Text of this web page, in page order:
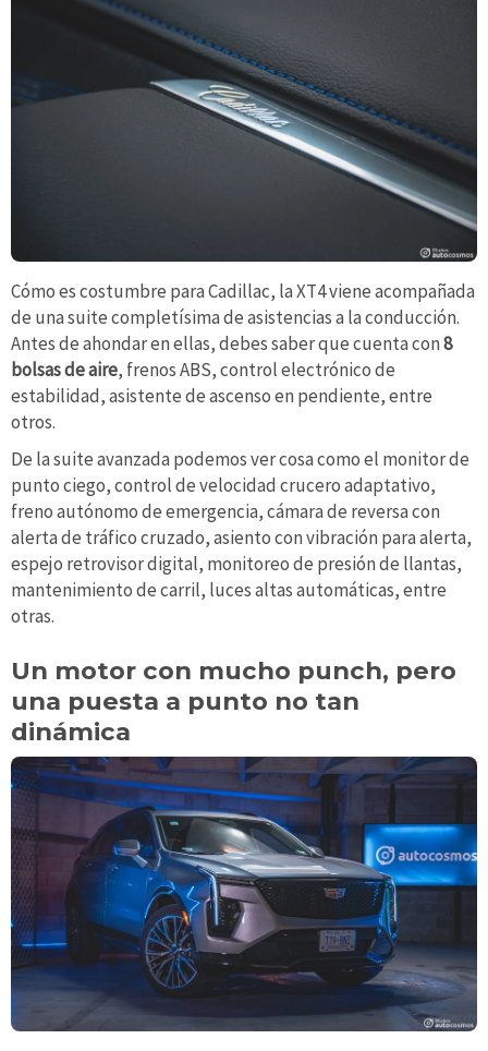
Cómo es costumbre para Cadillac, la XT4 viene acompañada
de una suite completísima de asistencias a la conducción.
Antes de ahondar en ellas, debes saber que cuenta con8
bolsas de aire, frenos ABS, control electrónico de
estabilidad, asistente de ascenso en pendiente, entre
otros.
De la suite avanzada podemos ver cosa como el monitor de
punto ciego, control de velocidad crucero adaptativo,
freno autónomo de emergencia, cámara de reversa con
alerta de tráfico cruzado, asiento con vibración para alerta,
espejo retrovisor digital, monitoreo de presión de llantas,
mantenimiento de carril, luces altas automáticas, entre
otras.
Un motor con mucho punch, pero
una puesta a punto no tan
dinámica